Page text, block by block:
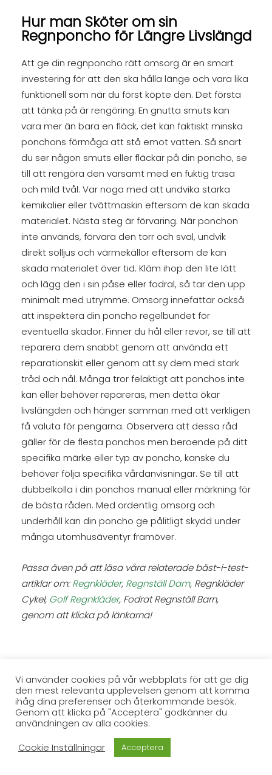
Hur man Sköter om sin
Regnponcho för Längre Livslängd
Att ge din regnponcho rätt omsorg är en smart
investering för att den ska hålla länge och vara lika
funktionell som när du först köpte den. Det första
att tänka på är rengöring. En gnutta smuts kan
vara mer än bara en fläck, det kan faktiskt minska
ponchons förmåga att stå emot vatten. Så snart
du ser någon smuts eller fläckar på din poncho, se
till att rengöra den varsamt med en fuktig trasa
och mild tvål. Var noga med att undvika starka
kemikalier eller tvättmaskin eftersom de kan skada
materialet. Nästa steg är förvaring. När ponchon
inte används, förvara den torr och sval, undvik
direkt solljus och värmekällor eftersom de kan
skada materialet över tid. Kläm ihop den lite lätt
och lägg den i sin påse eller fodral, så tar den upp
minimalt med utrymme. Omsorg innefattar också
att inspektera din poncho regelbundet för
eventuella skador. Finner du hål eller revor, se till att
reparera dem snabbt genom att använda ett
reparationskit eller genom att sy dem med stark
tråd och nål. Många tror felaktigt att ponchos inte
kan eller behöver repareras, men detta ökar
livslängden och hänger samman med att verkligen
få valuta för pengarna. Observera att dessa råd
gäller för de flesta ponchos men beroende på ditt
specifika märke eller typ av poncho, kanske du
behöver följa specifika vårdanvisningar. Se till att
dubbelkolla i din ponchos manual eller märkning för
de bästa råden. Med ordentlig omsorg och
underhåll kan din poncho ge pålitligt skydd under
många utomhusäventyr framöver.
Passa även på att läsa våra relaterade bäst-i-test-
artiklar om:Regnkläder, Regnställ Dam, Regnkläder
Cykel, Golf Regnkläder, Fodrat Regnställ Barn,
genom att klicka på länkarna!
Vi använder cookies på vår webbplats för att ge dig
den mest relevanta upplevelsen genom att komma
ihåg dina preferenser och återkommande besök.
Genom att klicka på "Acceptera" godkänner du
användningen av alla cookies.
Cookie Inställningar
Acceptera